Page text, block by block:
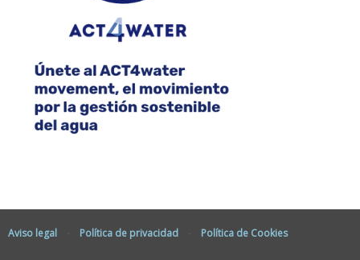
Aviso legal Política de privacidad Política de Cookies